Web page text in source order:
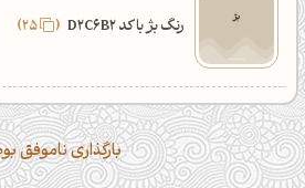
رنگ بژ با کد D2C6B2 25
بارگذاری ناموفق